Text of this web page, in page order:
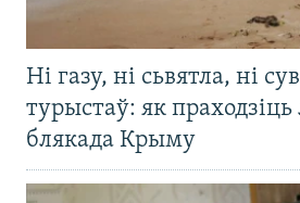
Ні газу, ні сьвятла, ні
турыстаў: як праходзіць
блякада Крыму